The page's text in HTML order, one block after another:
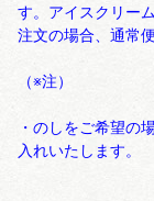
す。アイスクリー
注文の場合、通常
（※注）
・のしをご希望の
入れいたします。